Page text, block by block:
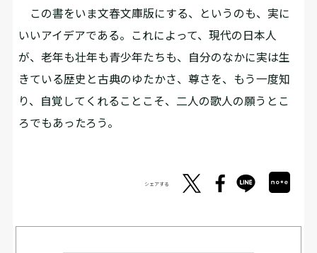
この書をいま文春文庫版にする、というのも、実に
いいアイデアである。これによって、現代の日本人
が、老年も壮年も青少年たちも、自分のなかに実は生
きている歴史と古典のゆたかさ、尊さを、もう一度知
り、自覚してくれることこそ、二人の歌人の願うとこ
ろでもあったろう。
シェアする